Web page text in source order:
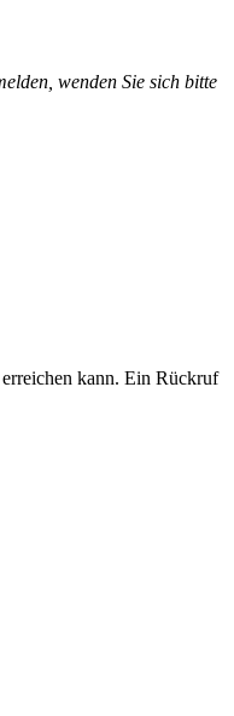
wenden Sie sich bitte
kann. Ein Rückruf